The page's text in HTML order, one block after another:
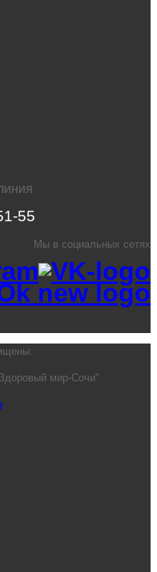
55
Мы в социальных сетях
мир-Сочи"